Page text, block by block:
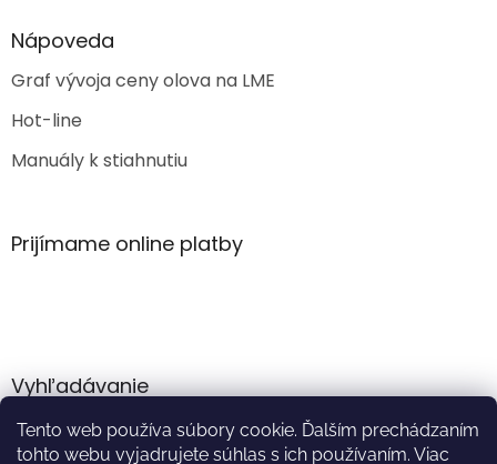
Tento web používa súbory cookie. Ďalším prechádzaním
tohto webu vyjadrujete súhlas s ich používaním. Viac
Nápoveda
Graf vývoja ceny olova na LME
Hot-line
Manuály k stiahnutiu
Prijímame online platby
Vyhľadávanie
HĽADAŤ